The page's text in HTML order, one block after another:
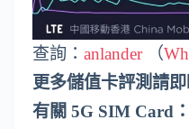
查詢： anlander（
更多儲值卡評測請即
有關 5G SIM Card：